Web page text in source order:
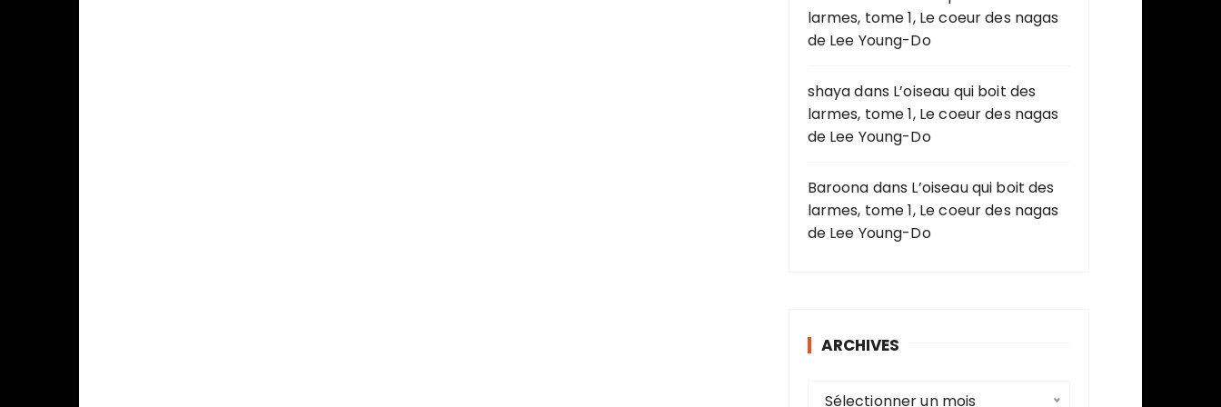
larmes, tome 1, Le coeur des nagas
de Lee Young-Do
shayadans L’oiseau qui boit des
larmes, tome 1, Le coeur des nagas
de Lee Young-Do
Baroona dans L’oiseau qui boit des
larmes, tome 1, Le coeur des nagas
de Lee Young-Do
ARCHIVES
Sélectionner un mois